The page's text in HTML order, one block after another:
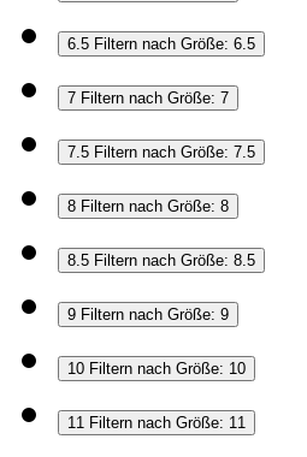
6.5 Filtern nach Größe: 6.5
7 Filtern nach Größe: 7
7.5 Filtern nach Größe: 7.5
8 Filtern nach Größe: 8
8.5 Filtern nach Größe: 8.5
9 Filtern nach Größe: 9
10 Filtern nach Größe: 10
11 Filtern nach Größe: 11